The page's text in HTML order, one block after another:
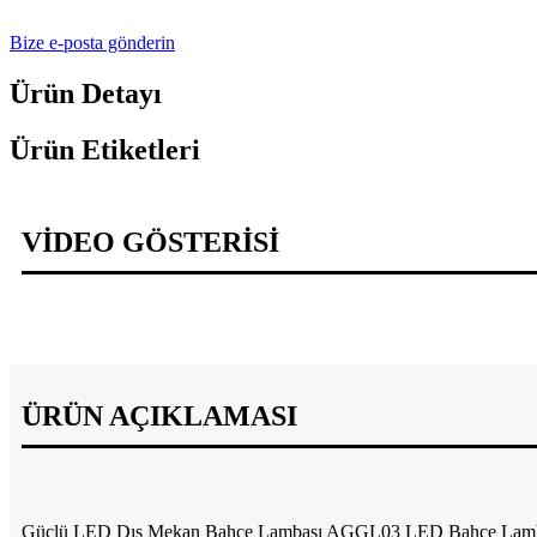
Bize e-posta gönderin
Ürün Detayı
Ürün Etiketleri
VİDEO GÖSTERİSİ
ÜRÜN AÇIKLAMASI
Güçlü LED Dış Mekan Bahçe Lambası AGGL03 LED Bahçe